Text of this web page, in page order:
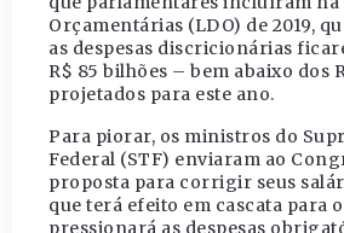
Orçamentárias (LDO) de 2019,
as despesas discricionárias
R$ 85 bilhões – bem abaixo dos
projetados para este ano.
Para piorar, os ministros do
Federal (STF) enviaram ao
proposta para corrigir seus
que terá efeito em cascata para
pressionará as despesas